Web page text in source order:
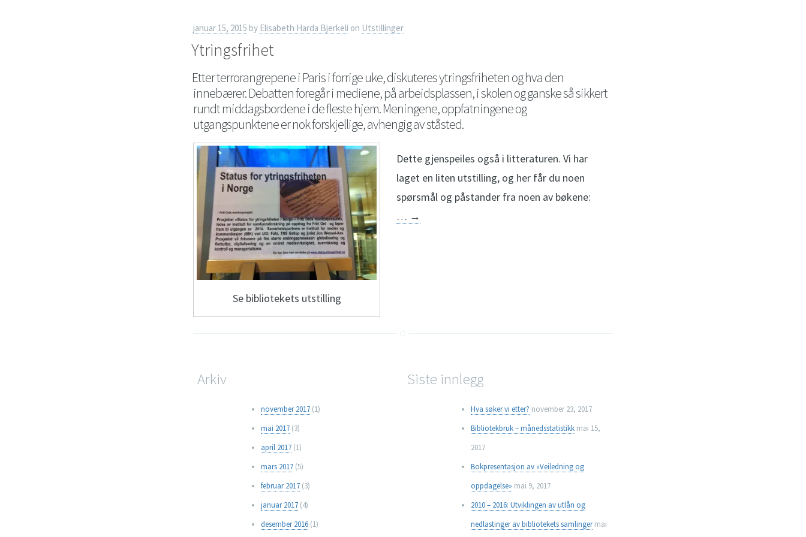
januar 15, 2015 by Elisabeth Harda Bjerkeli on Utstillinger
Ytringsfrihet
Etter terrorangrepene i Paris i forrige uke, diskuteres ytringsfriheten og hva den
innebærer. Debatten foregår i mediene, på arbeidsplassen, i skolen og ganske så sikkert
rundt middagsbordene i de fleste hjem. Meningene, oppfatningene og
utgangspunktene er nok forskjellige, avhengig av ståsted.
Se bibliotekets utstilling
Dette gjenspeiles også i litteraturen. Vi har
laget en liten utstilling, og her får du noen
spørsmål og påstander fra noen av bøkene:
… →
Arkiv
november 2017 (1)
mai 2017 (3)
april 2017 (1)
mars 2017 (5)
februar 2017 (3)
januar 2017 (4)
desember 2016 (1)
Siste innlegg
Hva søker vi etter? november 23, 2017
Bibliotekbruk – månedsstatistikk mai 15,
2017
Bokpresentasjon av «Veiledning og
oppdagelse» mai 9, 2017
2010 – 2016: Utviklingen av utlån og
nedlastinger av bibliotekets samlinger mai